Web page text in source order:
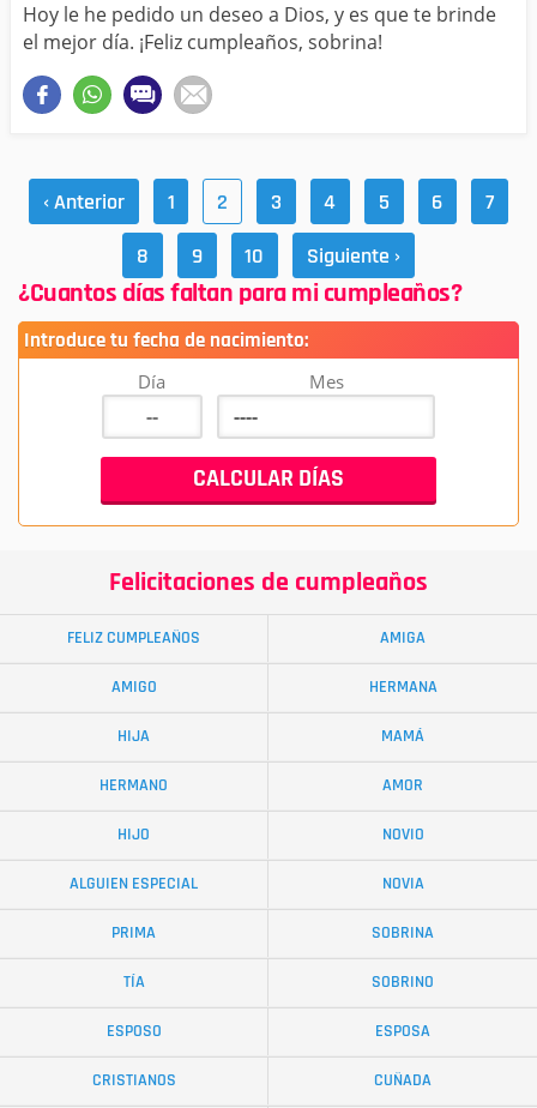
Hoy le he pedido un deseo a Dios, y es que te brinde
el mejor día. ¡Feliz cumpleaños, sobrina!
‹ Anterior 1 2 3 4 5 6
7
8
9 10 Siguiente ›
¿Cuantos días faltan para mi cumpleaños?
Introduce tu fecha de nacimiento:
Día Mes
Felicitaciones de cumpleaños
FELIZ CUMPLEAÑOS AMIGA
AMIGO HERMANA
HIJA MAMÁ
HERMANO AMOR
HIJO NOVIO
ALGUIEN ESPECIAL NOVIA
PRIMA SOBRINA
TÍA SOBRINO
ESPOSO ESPOSA
CRISTIANOS CUÑADA